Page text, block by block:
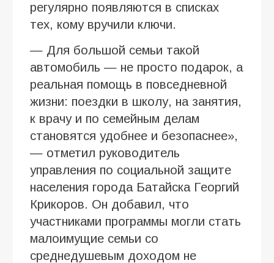
регулярно появляются в списках
тех, кому вручили ключи.
— Для большой семьи такой
автомобиль — не просто подарок, а
реальная помощь в повседневной
жизни: поездки в школу, на занятия,
к врачу и по семейным делам
становятся удобнее и безопаснее»,
— отметил руководитель
управления по социальной защите
населения города Батайска Георгий
Крикоров. Он добавил, что
участниками программы могли стать
малоимущие семьи со
среднедушевым доходом не